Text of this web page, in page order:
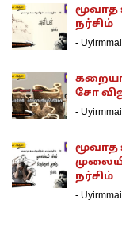
மூவாத
நர்சிம்
-
சோ
-
மூவாத
நர்சிம்
-